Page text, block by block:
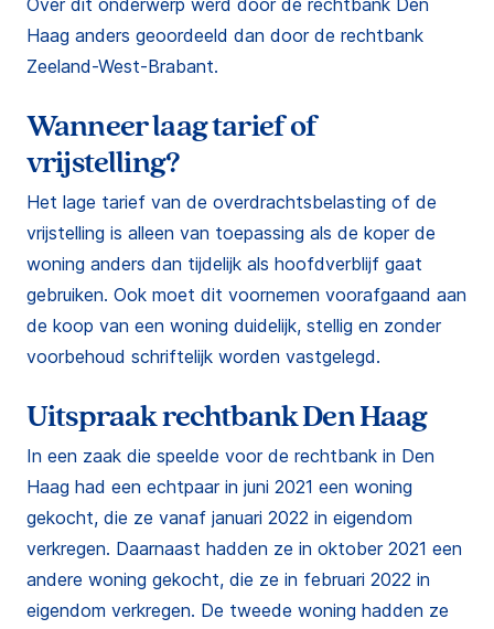
Over dit onderwerp werd door de rechtbank Den
Haag anders geoordeeld dan door de rechtbank
Zeeland-West-Brabant.
Wanneer laag tarief of
vrijstelling?
Het lage tarief van de overdrachtsbelasting of de
vrijstelling is alleen van toepassing als de koper de
woning anders dan tijdelijk als hoofdverblijf gaat
gebruiken. Ook moet dit voornemen voorafgaand aan
de koop van een woning duidelijk, stellig en zonder
voorbehoud schriftelijk worden vastgelegd.
Uitspraak rechtbank Den Haag
In een zaak die speelde voor de rechtbank in Den
Haag had een echtpaar in juni 2021 een woning
gekocht, die ze vanaf januari 2022 in eigendom
verkregen. Daarnaast hadden ze in oktober 2021 een
andere woning gekocht, die ze in februari 2022 in
eigendom verkregen. De tweede woning hadden ze